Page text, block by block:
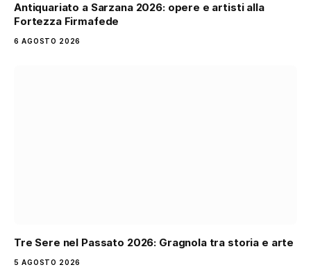
Antiquariato a Sarzana 2026: opere e artisti alla
Fortezza Firmafede
6 AGOSTO 2026
Tre Sere nel Passato 2026: Gragnola tra storia e arte
5 AGOSTO 2026